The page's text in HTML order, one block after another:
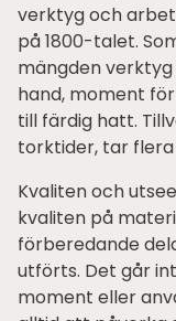
verktyg och
på 1800-talet.
mängden
hand, moment
till färdig hatt.
torktider, tar flera
Kvaliten och
kvaliten på
förberedande
utförts. Det går
moment eller